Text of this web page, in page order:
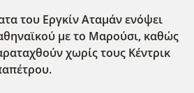
του Εργκίν Αταμάν ενόψει
με το Μαρούσι, καθώς
χωρίς τους Κέντρικ